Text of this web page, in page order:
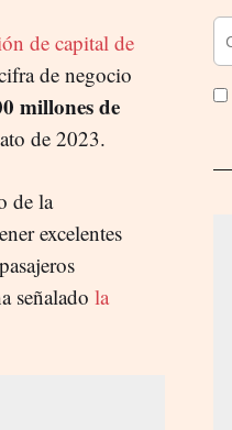
de capital de
de negocio
millones de
de 2023.
de la
excelentes
señalado la